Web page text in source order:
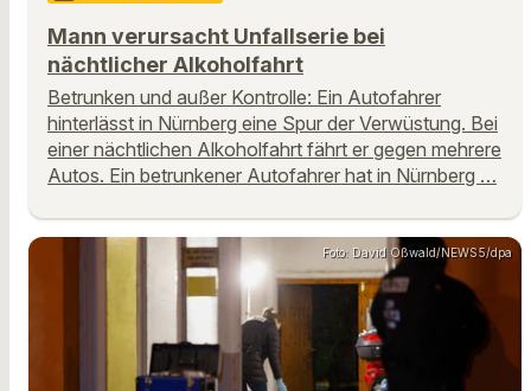
Mann verursacht Unfallserie bei
nächtlicher Alkoholfahrt
Betrunken und außer Kontrolle: Ein Autofahrer
hinterlässt in Nürnberg eine Spur der Verwüstung. Bei
einer nächtlichen Alkoholfahrt fährt er gegen mehrere
Autos. Ein betrunkener Autofahrer hat in Nürnberg …
Foto: David Oßwald/NEWS5/dpa